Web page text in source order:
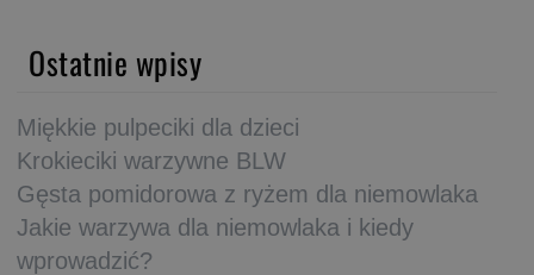
Ostatnie wpisy
Miękkie pulpeciki dla dzieci
Krokieciki warzywne BLW
Gęsta pomidorowa z ryżem dla niemowlaka
Jakie warzywa dla niemowlaka i kiedy
wprowadzić?